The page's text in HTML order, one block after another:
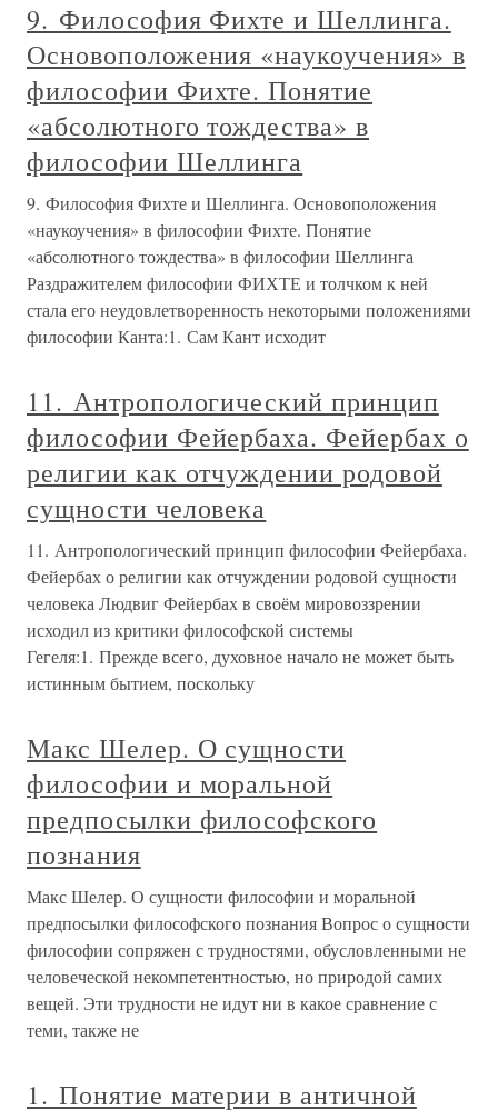
9. Философия Фихте и Шеллинга.
Основоположения «наукоучения» в
философии Фихте. Понятие
«абсолютного тождества» в
философии Шеллинга
9. Философия Фихте и Шеллинга. Основоположения
«наукоучения» в философии Фихте. Понятие
«абсолютного тождества» в философии Шеллинга
Раздражителем философии ФИХТЕ и толчком к ней
стала его неудовлетворенность некоторыми положениями
философии Канта:1. Сам Кант исходит
11. Антропологический принцип
философии Фейербаха. Фейербах о
религии как отчуждении родовой
сущности человека
11. Антропологический принцип философии Фейербаха.
Фейербах о религии как отчуждении родовой сущности
человека Людвиг Фейербах в своём мировоззрении
исходил из критики философской системы
Гегеля:1. Прежде всего, духовное начало не может быть
истинным бытием, поскольку
Макс Шелер. О сущности
философии и моральной
предпосылки философского
познания
Макс Шелер. О сущности философии и моральной
предпосылки философского познания Вопрос о сущности
философии сопряжен с трудностями, обусловленными не
человеческой некомпетентностью, но природой самих
вещей. Эти трудности не идут ни в какое сравнение с
теми, также не
1. Понятие материи в античной